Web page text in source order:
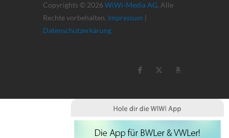
Copyrights © 2026 WiWi-Media AG. Alle
Rechte vorbehalten. Impressum |
Datenschutzerkärung